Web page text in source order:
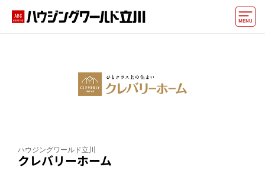
住宅会社・ハウスメーカー
イベント情報・プレゼント
好みからモデルハウスを探す
ハウジングワールド立川
クレバリーホーム